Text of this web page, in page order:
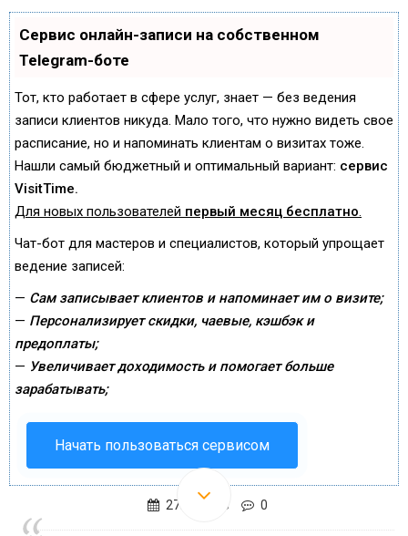
Сервис онлайн-записи на собственном
Telegram-боте
Тот, кто работает в сфере услуг, знает — без ведения
записи клиентов никуда. Мало того, что нужно видеть свое
расписание, но и напоминать клиентам о визитах тоже.
Нашли самый бюджетный и оптимальный вариант: сервис
VisitTime.
Для новых пользователей первый месяц бесплатно.
Чат-бот для мастеров и специалистов, который упрощает
ведение записей:
— Сам записывает клиентов и напоминает им о визите;
— Персонализирует скидки, чаевые, кэшбэк и
предоплаты;
— Увеличивает доходимость и помогает больше
зарабатывать;
Начать пользоваться сервисом
27.12.2018 0